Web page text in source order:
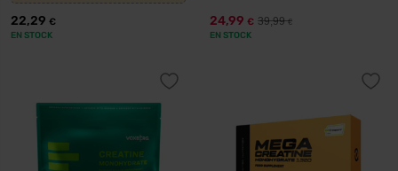
22,29 €
EN STOCK
24,99 € 39,99€
EN STOCK